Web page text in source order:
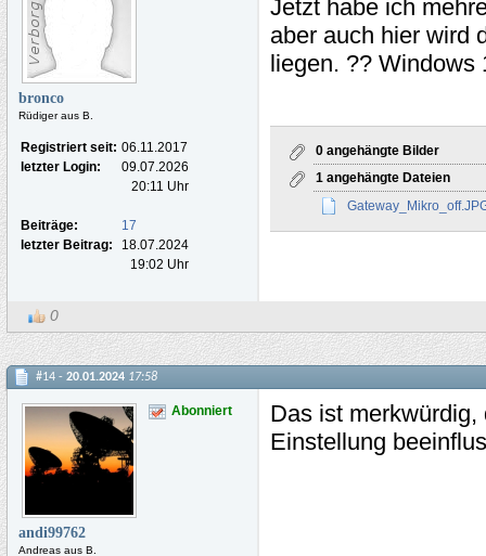
bronco
Rüdiger aus B.
Registriert seit: 06.11.2017
letzter Login:
09.07.2026
20:11 Uhr
Beiträge:
17
letzter Beitrag:
18.07.2024
19:02 Uhr
Jetzt habe ich
aber auch hier wird
liegen. ?? Windows
0 angehängte Bilder
1 angehängte Dateien
0
#14 - 20.01.2024 17:58
Abonniert
andi99762
Andreas aus B.
Das ist
Einstellung